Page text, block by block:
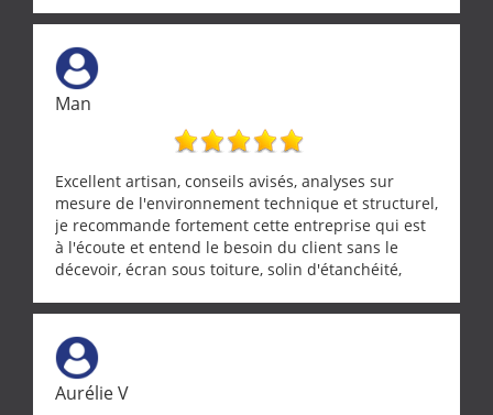
Man
Excellent artisan, conseils avisés, analyses sur
mesure de l'environnement technique et structurel,
je recommande fortement cette entreprise qui est
à l'écoute et entend le besoin du client sans le
décevoir, écran sous toiture, solin d'étanchéité,
récupérateur d'eau, tout a été parfaitement mis en
œuvre sans besoin d'y revenir. confiance assurée.
Aurélie V